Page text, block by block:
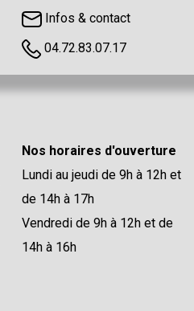
Infos & contact
04.72.83.07.17
Nos horaires d'ouverture
Lundi au jeudi de 9h à 12h et
de 14h à 17h
Vendredi de 9h à 12h et de
14h à 16h